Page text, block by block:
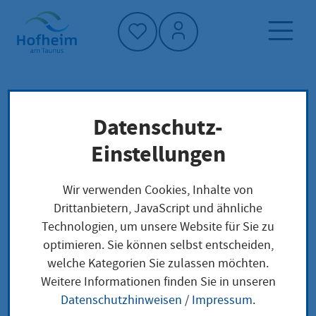
Startseite"
Klimaschutz und Umwelt
Umwelt und Klimaresilienz
Biodiversität
Artenvielfalt erhalten,
Lebensräume stärken
Gärten, Wiesen, Parks und Wälder bieten wertvollen
Datenschutz-
Einstellungen
Wir verwenden Cookies, Inhalte von
Drittanbietern, JavaScript und ähnliche
Technologien, um unsere Website für Sie zu
optimieren. Sie können selbst entscheiden,
welche Kategorien Sie zulassen möchten.
Weitere Informationen finden Sie in unseren
Datenschutzhinweisen / Impressum.